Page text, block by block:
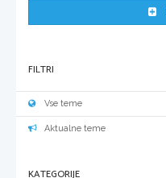
FILTRI
Vse teme
Aktualne teme
KATEGORIJE